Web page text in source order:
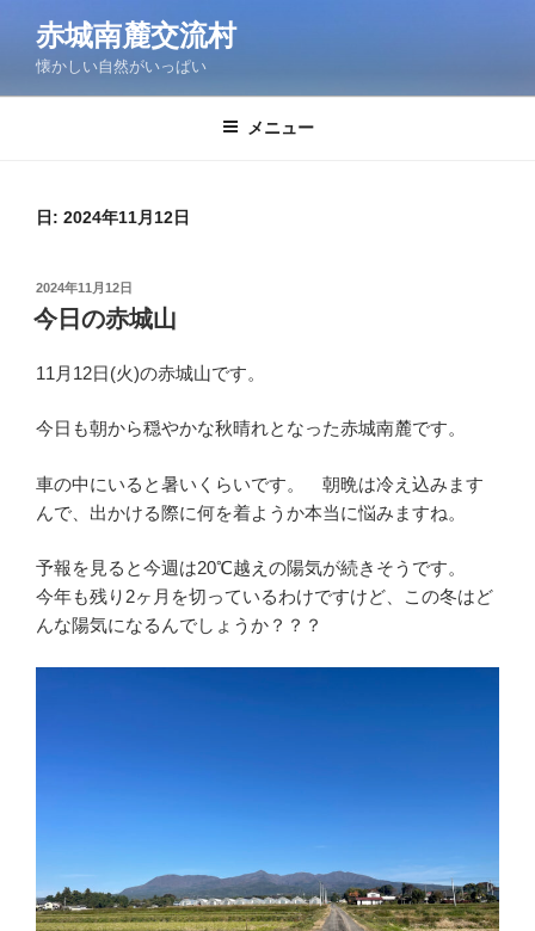
ン
赤城南麓交流村
懐かしい自然がいっぱい
メニュー
日: 2024年11月12日
投
稿
日:
2024年11月12日
今日の赤城山
11月12日(火)の赤城山です。
今日も朝から穏やかな秋晴れとなった赤城南麓です。
車の中にいると暑いくらいです。 朝晩は冷え込みます
んで、出かける際に何を着ようか本当に悩みますね。
予報を見ると今週は20℃越えの陽気が続きそうです。
今年も残り2ヶ月を切っているわけですけど、この冬はど
んな陽気になるんでしょうか？？？